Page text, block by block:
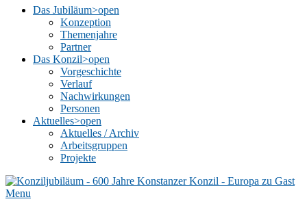
Das Jubiläum>open
Konzeption
Themenjahre
Partner
Das Konzil>open
Vorgeschichte
Verlauf
Nachwirkungen
Personen
Aktuelles>open
Aktuelles / Archiv
Arbeitsgruppen
Projekte
Menu